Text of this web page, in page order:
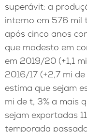
superávit: a
interno em 576 mil
após cinco anos
que modesto em
em 2019/20 (+1,1
2016/17 (+2,7 mi
estima que sejam
mi de t, 3% a mais
sejam exportadas
temporada